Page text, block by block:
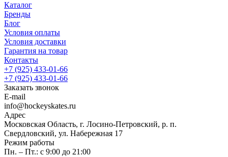
Каталог
Бренды
Блог
Условия оплаты
Условия доставки
Гарантия на товар
Контакты
+7 (925) 433-01-66
+7 (925) 433-01-66
Заказать звонок
E-mail
info@hockeyskates.ru
Адрес
Московская Область, г. Лосино-Петровский, р. п.
Свердловский, ул. Набережная 17
Режим работы
Пн. – Пт.: с 9:00 до 21:00